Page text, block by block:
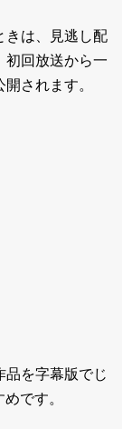
きは、見逃し配
初回放送から一
されます。
品を字幕版でじ
です。